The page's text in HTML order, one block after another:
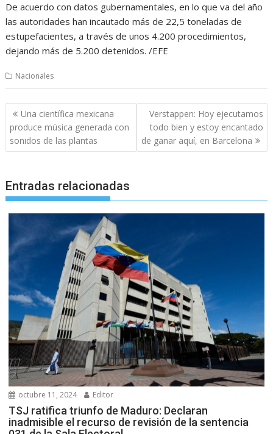
De acuerdo con datos gubernamentales, en lo que va del año
las autoridades han incautado más de 22,5 toneladas de
estupefacientes, a través de unos 4.200 procedimientos,
dejando más de 5.200 detenidos. /EFE
Nacionales
Navegación
de
entradas
Una científica mexicana
produce música generada con
sonidos de las plantas
Verstappen: Hoy ejecutamos
todo bien y estoy encantado
de ganar aquí, en Barcelona
Entradas relacionadas
octubre 11, 2024 Editor
TSJ ratifica triunfo de Maduro: Declaran
inadmisible el recurso de revisión de la sentencia